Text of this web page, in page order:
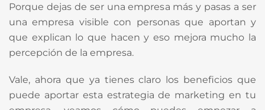
Porque dejas de ser una empresa más y pasas a ser
una empresa visible con personas que aportan y
que explican lo que hacen y eso mejora mucho la
percepción de la empresa.
Vale, ahora que ya tienes claro los beneficios que
puede aportar esta estrategia de marketing en tu